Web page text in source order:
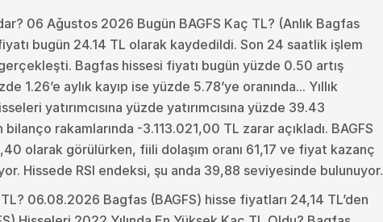
06 Ağustos 2026 Bugün BAGFS Kaç TL? (Anlık Bagfas
bugün 24.14 TL olarak kaydedildi. Son 24 saatlik işlem
Bagfas hissesi fiyatı bugün yüzde 0.50 artış
1.26’e aylık kayıp ise yüzde 5.78’ye oranında... Yıllık
yatırımcısına yüzde yatırımcısına yüzde 39.43
rakamlarında -3.113.021,00 TL zarar açıkladı. BAGFS
olarak görülürken, fiili dolaşım oranı 61,17 ve fiyat kazanç
Hissede RSI endeksi, şu anda 39,88 seviyesinde bulunuyor.
06.08.2026 Bagfas (BAGFS) hisse fiyatları 24,14 TL’den